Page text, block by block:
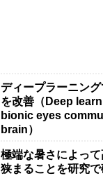
ディープラーニン
を改善（Deep
bionic eyes
brain）
極端な暑さによっ
狭まることを研究